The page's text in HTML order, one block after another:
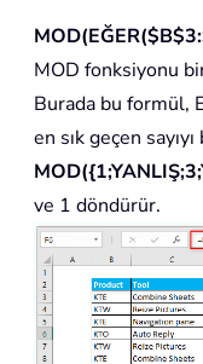
MOD fonksiyonu
Burada bu formül,
en sık geçen
ve 1 döndürür.